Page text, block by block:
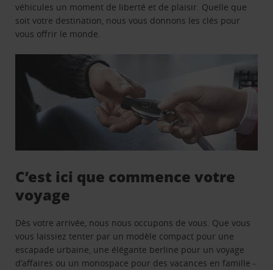
véhicules un moment de liberté et de plaisir. Quelle que
soit votre destination, nous vous donnons les clés pour
vous offrir le monde.
C’est ici que commence votre
voyage
Dès votre arrivée, nous nous occupons de vous. Que vous
vous laissiez tenter par un modèle compact pour une
escapade urbaine, une élégante berline pour un voyage
d’affaires ou un monospace pour des vacances en famille -